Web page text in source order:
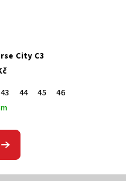
City C3
43 44 45
46